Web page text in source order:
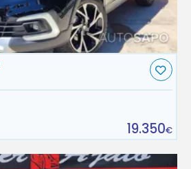
19.350€